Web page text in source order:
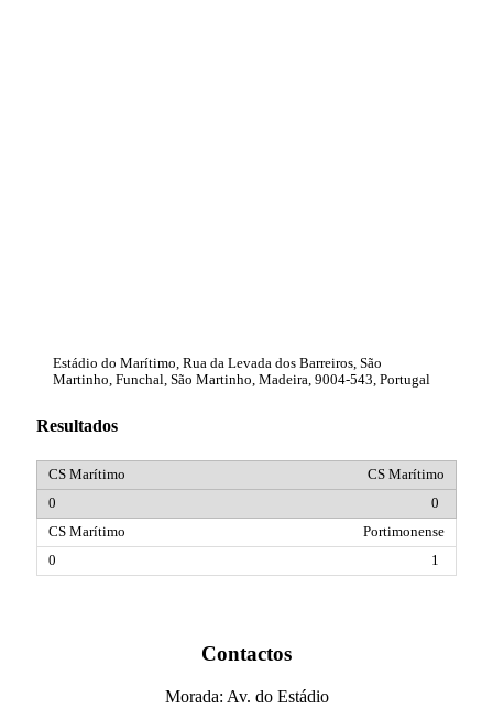
Estádio do Marítimo, Rua da Levada dos Barreiros, São
Martinho, Funchal, São Martinho, Madeira, 9004-543, Portugal
Resultados
CS Marítimo
0
Portimonense
1
Contactos
Morada: Av. do Estádio